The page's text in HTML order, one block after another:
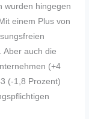
wurden hingegen
einem Plus von
Aber auch die
(+4
(-1,8 Prozent)